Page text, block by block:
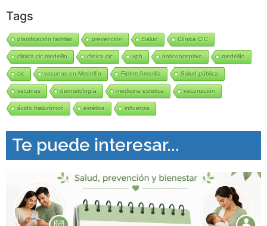
Tags
planificación familiar prevención Salud Clínica CIC
clinica cic medellin clinica cic vph anticonceptivo medellín
cic vacunas en Medellín Fiebre Amarilla Salud pública
vacunas dermatología medicina estetica vacunación
ácido hialurónico estética influenza
Te puede interesar...